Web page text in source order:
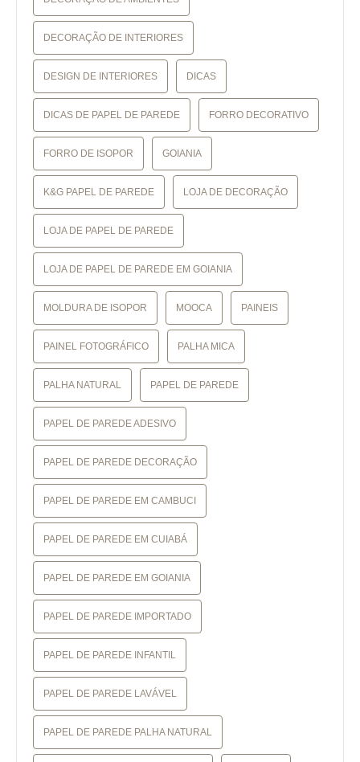
DECORAÇÃO DE INTERIORES
DESIGN DE INTERIORES DICAS
DICAS DE PAPEL DE PAREDE FORRO DECORATIVO
FORRO DE ISOPOR GOIANIA
K&G PAPEL DE PAREDE LOJA DE DECORAÇÃO
LOJA DE PAPEL DE PAREDE
LOJA DE PAPEL DE PAREDE EM GOIANIA
MOLDURA DE ISOPOR MOOCA PAINEIS
PAINEL FOTOGRÁFICO PALHA MICA
PALHA NATURAL PAPEL DE PAREDE
PAPEL DE PAREDE ADESIVO
PAPEL DE PAREDE DECORAÇÃO
PAPEL DE PAREDE EM CAMBUCI
PAPEL DE PAREDE EM CUIABÁ
PAPEL DE PAREDE EM GOIANIA
PAPEL DE PAREDE IMPORTADO
PAPEL DE PAREDE INFANTIL
PAPEL DE PAREDE LAVÁVEL
PAPEL DE PAREDE PALHA NATURAL